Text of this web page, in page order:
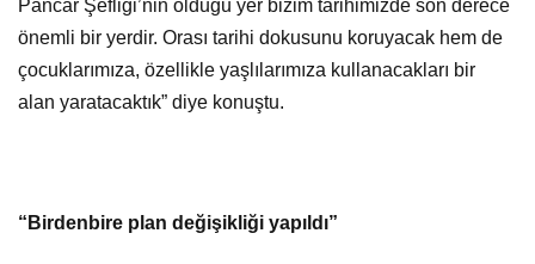
Pancar Şefliği’nin olduğu yer bizim tarihimizde son derece
önemli bir yerdir. Orası tarihi dokusunu koruyacak hem de
çocuklarımıza, özellikle yaşlılarımıza kullanacakları bir
alan yaratacaktık” diye konuştu.
“Birdenbire plan değişikliği yapıldı”